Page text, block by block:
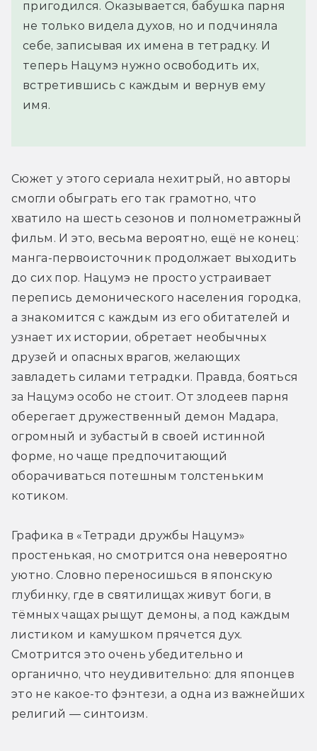
пригодился. Оказывается, бабушка парня
не только видела духов, но и подчиняла
себе, записывая их имена в тетрадку. И
теперь Нацумэ нужно освободить их,
встретившись с каждым и вернув ему
имя.
Сюжет у этого сериала нехитрый, но авторы
смогли обыграть его так грамотно, что
хватило на шесть сезонов и полнометражный
фильм. И это, весьма вероятно, ещё не конец:
манга-первоисточник продолжает выходить
до сих пор. Нацумэ не просто устраивает
перепись демонического населения городка,
а знакомится с каждым из его обитателей и
узнает их истории, обретает необычных
друзей и опасных врагов, желающих
завладеть силами тетрадки. Правда, бояться
за Нацумэ особо не стоит. От злодеев парня
оберегает дружественный демон Мадара,
огромный и зубастый в своей истинной
форме, но чаще предпочитающий
оборачиваться потешным толстеньким
котиком.
Графика в «Тетради дружбы Нацумэ»
простенькая, но смотрится она невероятно
уютно. Словно переносишься в японскую
глубинку, где в святилищах живут боги, в
тёмных чащах рыщут демоны, а под каждым
листиком и камушком прячется дух.
Смотрится это очень убедительно и
органично, что неудивительно: для японцев
это не какое-то фэнтези, а одна из важнейших
религий — синтоизм.